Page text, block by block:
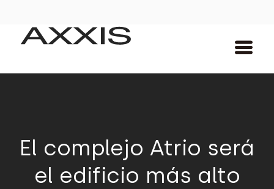
El complejo Atrio será
el edificio más alto